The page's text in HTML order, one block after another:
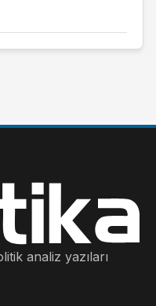
analiz yazıları